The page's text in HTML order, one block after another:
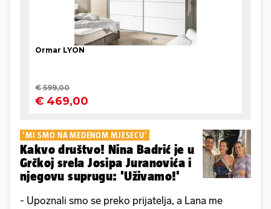
'MI SMO NA MEDENOM MJESECU'
Kakvo društvo! Nina Badrić je u
Grčkoj srela Josipa Juranovića i
njegovu suprugu: 'Uživamo!'
- Upoznali smo se preko prijatelja, a Lana me